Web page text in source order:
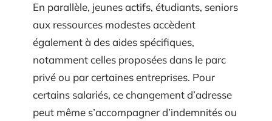
En parallèle, jeunes actifs, étudiants, seniors
aux ressources modestes accèdent
également à des aides spécifiques,
notamment celles proposées dans le parc
privé ou par certaines entreprises. Pour
certains salariés, ce changement d’adresse
peut même s’accompagner d’indemnités ou